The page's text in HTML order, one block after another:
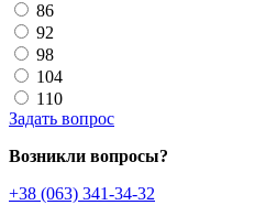
86
92
98
104
110
Задать вопрос
Возникли вопросы?
+38 (063) 341-34-32